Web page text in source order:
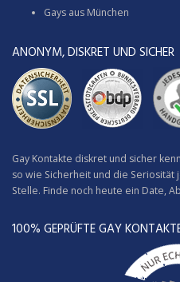
Gays aus München
ANONYM, DISKRET UND SICHER
Gay Kontakte diskret und sicher
so wie Sicherheit und die
Stelle. Finde noch heute ein Date,
100% GEPRÜFTE GAY